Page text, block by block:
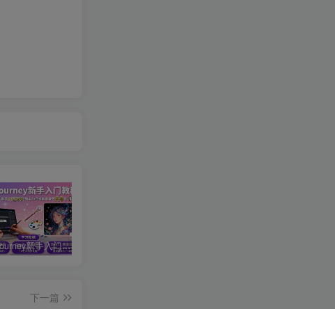
midjourney新手入门教程：人人都是AI艺术家，新手小白也能变身艺术大师
下一篇